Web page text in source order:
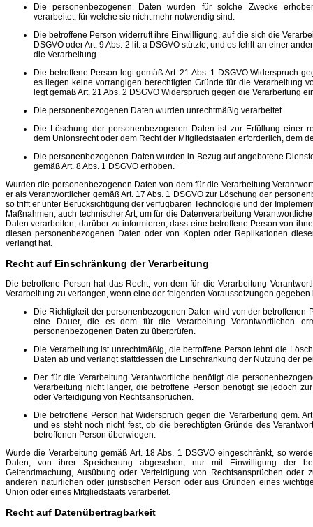
Die personenbezogenen Daten wurden für solche Zwecke
verarbeitet, für welche sie nicht mehr notwendig sind.
Die betroffene Person widerruft ihre Einwilligung, auf die sich die
DSGVO oder Art. 9 Abs. 2 lit. a DSGVO stützte, und es fehlt an einer
die Verarbeitung.
Die betroffene Person legt gemäß Art. 21 Abs. 1 DSGVO Widerspruch
es liegen keine vorrangigen berechtigten Gründe für die Verarbeitung
legt gemäß Art. 21 Abs. 2 DSGVO Widerspruch gegen die Verarbeitung
Die personenbezogenen Daten wurden unrechtmäßig verarbeitet.
Die Löschung der personenbezogenen Daten ist zur Erfüllung einer
dem Unionsrecht oder dem Recht der Mitgliedstaaten erforderlich, dem
Die personenbezogenen Daten wurden in Bezug auf angebotene
gemäß Art. 8 Abs. 1 DSGVO erhoben.
Wurden die personenbezogenen Daten von dem für die Verarbeitung
er als Verantwortlicher gemäß Art. 17 Abs. 1 DSGVO zur Löschung der
so trifft er unter Berücksichtigung der verfügbaren Technologie und der
Maßnahmen, auch technischer Art, um für die Datenverarbeitung
Daten verarbeiten, darüber zu informieren, dass eine betroffene Person von
diesen personenbezogenen Daten oder von Kopien oder Replikationen
verlangt hat.
Recht auf Einschränkung der Verarbeitung
Die betroffene Person hat das Recht, von dem für die Verarbeitung
Verarbeitung zu verlangen, wenn eine der folgenden Voraussetzungen gegeben
Die Richtigkeit der personenbezogenen Daten wird von der betroffenen
eine Dauer, die es dem für die Verarbeitung Verantwortlichen
personenbezogenen Daten zu überprüfen.
Die Verarbeitung ist unrechtmäßig, die betroffene Person lehnt die
Daten ab und verlangt stattdessen die Einschränkung der Nutzung der
Der für die Verarbeitung Verantwortliche benötigt die
Verarbeitung nicht länger, die betroffene Person benötigt sie jedoch
oder Verteidigung von Rechtsansprüchen.
Die betroffene Person hat Widerspruch gegen die Verarbeitung gem.
und es steht noch nicht fest, ob die berechtigten Gründe des
betroffenen Person überwiegen.
Wurde die Verarbeitung gemäß Art. 18 Abs. 1 DSGVO eingeschränkt, so
Daten, von ihrer Speicherung abgesehen, nur mit Einwilligung der
Geltendmachung, Ausübung oder Verteidigung von Rechtsansprüchen oder
anderen natürlichen oder juristischen Person oder aus Gründen eines
Union oder eines Mitgliedstaats verarbeitet.
Recht auf Datenübertragbarkeit